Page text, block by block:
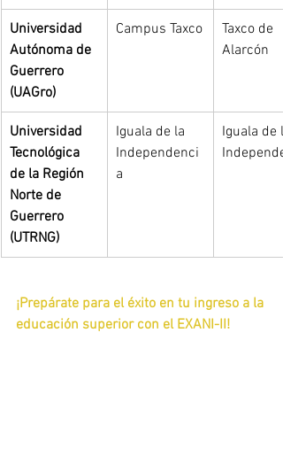
Universidad
Autónoma de
Guerrero
(UAGro)
Campus Taxco
Taxco de
Alarcón
Universidad
Tecnológica
de la Región
Norte de
Guerrero
(UTRNG)
Iguala de la
Independenci
a
Iguala de
¡Prepárate para el éxito en tu ingreso a la
educación superior con el EXANI-II!